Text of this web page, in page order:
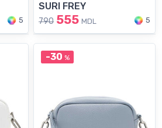
5
SURI FREY
790 555 MDL 5
-30 %